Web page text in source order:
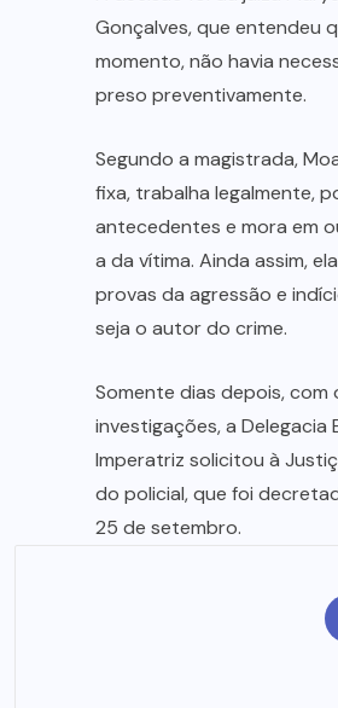
Gonçalves, que entendeu
momento, não havia
preso preventivamente.
Segundo a magistrada,
fixa, trabalha legalmente,
antecedentes e mora em
a da vítima. Ainda assim,
provas da agressão e
seja o autor do crime.
Somente dias depois, com
investigações, a Delegacia
Imperatriz solicitou à
do policial, que foi
25 de setembro.